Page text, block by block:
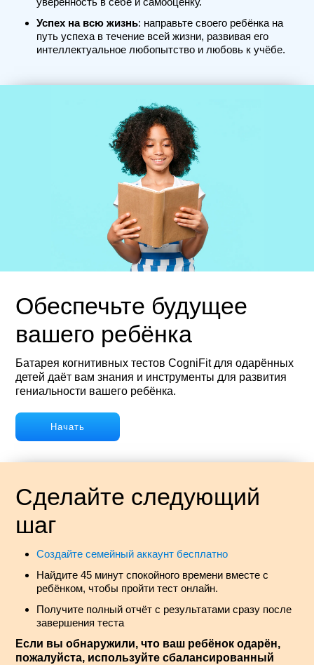
Успех на всю жизнь: направьте своего ребёнка на
путь успеха в течение всей жизни, развивая его
интеллектуальное любопытство и любовь к учёбе.
Обеспечьте будущее
вашего ребёнка
Батарея когнитивных тестов CogniFit для одарённых
детей даёт вам знания и инструменты для развития
гениальности вашего ребёнка.
Начать
Сделайте следующий
шаг
Создайте семейный аккаунт бесплатно
Найдите 45 минут спокойного времени вместе с
ребёнком, чтобы пройти тест онлайн.
Получите полный отчёт с результатами сразу после
завершения теста
Если вы обнаружили, что ваш ребёнок одарён,
пожалуйста, используйте сбалансированный